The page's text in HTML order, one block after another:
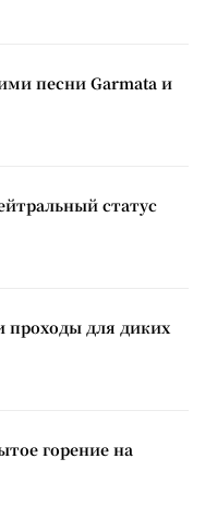
песни Garmata и
статус
проходы для диких
горение на